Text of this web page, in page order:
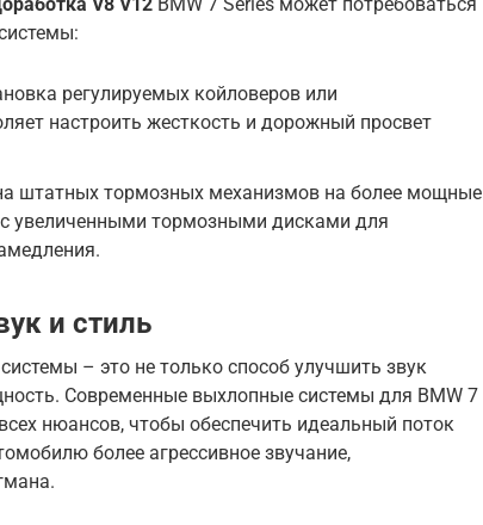
регулируемых койловеров или
настроить жесткость и дорожный просвет
штатных тормозных механизмов на более мощные
увеличенными тормозными дисками для
и стиль
– это не только способ улучшить звук
Современные выхлопные системы для BMW 7
нюансов, чтобы обеспечить идеальный поток
более агрессивное звучание,